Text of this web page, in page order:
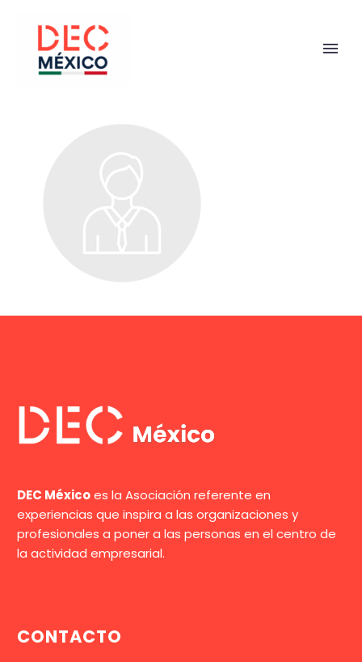
DEC Méxicoes la Asociación referente en
experiencias que inspira a las organizaciones y
profesionales a poner a las personas en el centro de
la actividad empresarial.
CONTACTO